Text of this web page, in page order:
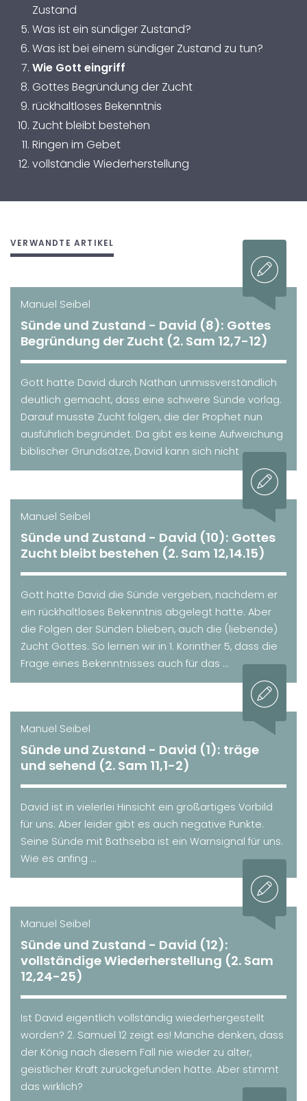
Zustand
Was ist ein sündiger Zustand?
Was ist bei einem sündiger Zustand zu tun?
Wie Gott eingriff
Gottes Begründung der Zucht
rückhaltloses Bekenntnis
Zucht bleibt bestehen
Ringen im Gebet
vollständie Wiederherstellung
VERWANDTE ARTIKEL
Manuel Seibel
Sünde und Zustand - David (8): Gottes
Begründung der Zucht (2. Sam 12,7-12)
Gott hatte David durch Nathan unmissverständlich
deutlich gemacht, dass eine schwere Sünde vorlag.
Darauf musste Zucht folgen, die der Prophet nun
ausführlich begründet. Da gibt es keine Aufweichung
biblischer Grundsätze, David kann sich nicht ...
Manuel Seibel
Sünde und Zustand - David (10): Gottes
Zucht bleibt bestehen (2. Sam 12,14.15)
Gott hatte David die Sünde vergeben, nachdem er
ein rückhaltloses Bekenntnis abgelegt hatte. Aber
die Folgen der Sünden blieben, auch die (liebende)
Zucht Gottes. So lernen wir in 1. Korinther 5, dass die
Frage eines Bekenntnisses auch für das ...
Manuel Seibel
Sünde und Zustand - David (1): träge
und sehend (2. Sam 11,1-2)
David ist in vielerlei Hinsicht ein großartiges Vorbild
für uns. Aber leider gibt es auch negative Punkte.
Seine Sünde mit Bathseba ist ein Warnsignal für uns.
Wie es anfing ...
Manuel Seibel
Sünde und Zustand - David (12):
vollständige Wiederherstellung (2. Sam
12,24-25)
Ist David eigentlich vollständig wiederhergestellt
worden? 2. Samuel 12 zeigt es! Manche denken, dass
der König nach diesem Fall nie wieder zu alter,
geistlicher Kraft zurückgefunden hätte. Aber stimmt
das wirklich?